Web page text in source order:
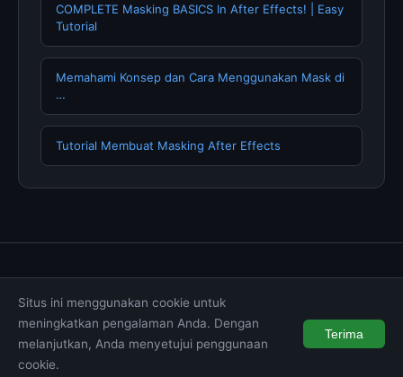
COMPLETE Masking BASICS In After Effects! | Easy
Tutorial
Memahami Konsep dan Cara Menggunakan Mask di
…
Tutorial Membuat Masking After Effects
Syarat & Ketentuan
© 2026 muktibox.com. All rights reserved.
Situs ini menggunakan cookie untuk
meningkatkan pengalaman Anda. Dengan
melanjutkan, Anda menyetujui penggunaan
cookie.
Terima